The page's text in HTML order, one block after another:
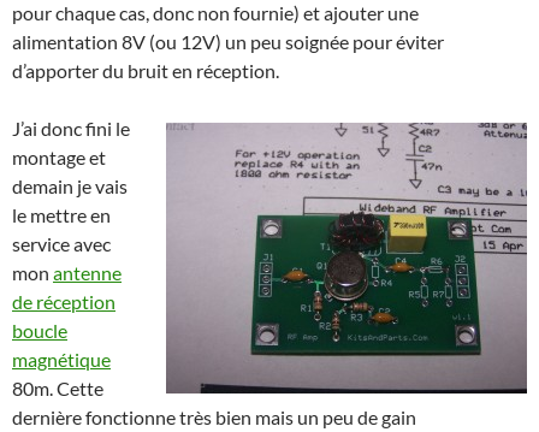
pour chaque cas, donc non fournie) et ajouter une
alimentation 8V (ou 12V) un peu soignée pour éviter
d’apporter du bruit en réception.
J’ai donc fini le
montage et
demain je vais
le mettre en
service avec
mon antenne
de réception
boucle
magnétique
80m. Cette
dernière fonctionne très bien mais un peu de gain